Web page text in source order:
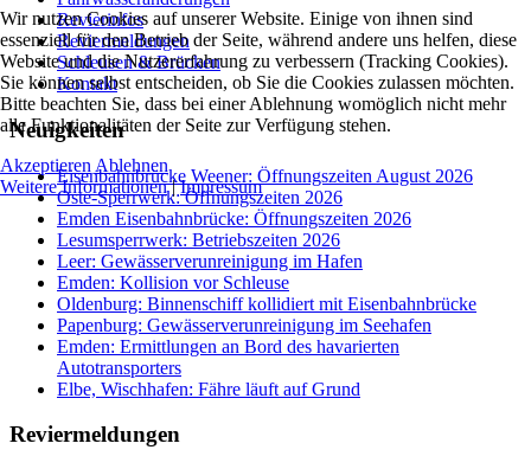
Revierinfos
Reviermeldungen
Schleusen & Brücken
Kontakt
Neuigkeiten
Eisenbahnbrücke Weener: Öffnungszeiten August 2026
Oste-Sperrwerk: Öffnungszeiten 2026
Emden Eisenbahnbrücke: Öffnungszeiten 2026
Lesumsperrwerk: Betriebszeiten 2026
Leer: Gewässerverunreinigung im Hafen
Emden: Kollision vor Schleuse
Oldenburg: Binnenschiff kollidiert mit Eisenbahnbrücke
Papenburg: Gewässerverunreinigung im Seehafen
Emden: Ermittlungen an Bord des havarierten
Autotransporters
Elbe, Wischhafen: Fähre läuft auf Grund
Reviermeldungen
Wir nutzen Cookies auf unserer Website. Einige von ihnen sind
essenziell für den Betrieb der Seite, während andere uns helfen, diese
Website und die Nutzererfahrung zu verbessern (Tracking Cookies).
Sie können selbst entscheiden, ob Sie die Cookies zulassen möchten.
Bitte beachten Sie, dass bei einer Ablehnung womöglich nicht mehr
alle Funktionalitäten der Seite zur Verfügung stehen.
Akzeptieren Ablehnen
Weitere Informationen|Impressum